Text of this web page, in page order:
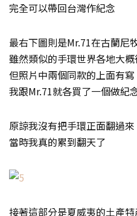
完全可以帶回台灣作紀念
最右下圖則是Mr.71在古蘭尼
雖然類似的手環世界各地大概
但照片中兩個同款的上面有
我跟Mr.71就各買了一個做紀
原諒我沒有把手環正面翻過來
當時我真的累到翻天了
接著這部分是夏威夷的土產